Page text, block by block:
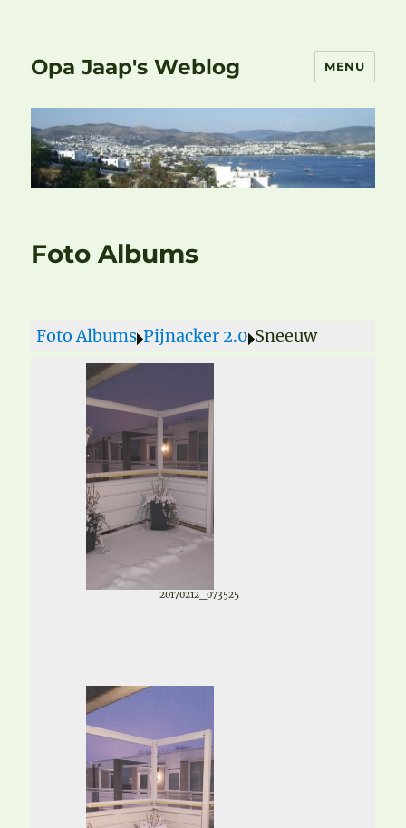
Opa Jaap's Weblog MENU
Foto Albums
Foto Albums Pijnacker 2.0 Sneeuw
20170212_073525